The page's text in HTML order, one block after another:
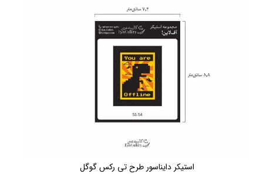
استیکر دایناسور طرح تی رکس گوگل